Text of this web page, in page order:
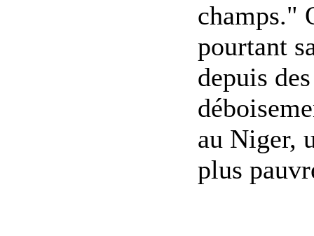
champs."
pourtant
depuis
au Niger,
plus